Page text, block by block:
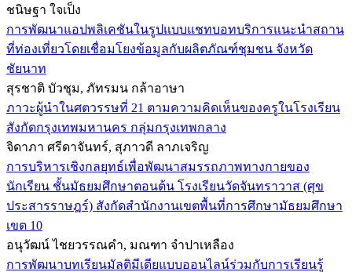
ชนิษฐา ใจเป็ง
การพัฒนาแอปพลิเคชันในรูปแบบแชทบอทบริการแนะนำสถาน
ที่ท่องเที่ยวโดยเชื่อมโยงข้อมูลกับผลิตภัณฑ์ชุมชน จังหวัด
ชัยนาท
สุรชาติ บัวชุม, ภัทรมน กล้าอาษา
ภาวะผู้นำในศตวรรษที่ 21 ตามความคิดเห็นของครูในโรงเรียน
สังกัดกรุงเทพมหานคร กลุ่มกรุงเทพกลาง
จิดาภา ศรีดาจันทร์, สุภาวดี ลาภเจริญ
การบริหารเชิงกลยุทธ์เพื่อพัฒนาสมรรถภาพทางกายของ
นักเรียน ชั้นมัธยมศึกษาตอนต้น โรงเรียนวัดจันทราวาส (ศุข
ประสารราษฎร์) สังกัดสำนักงานเขตพื้นที่การศึกษามัธยมศึกษา
เขต 10
อนุวัฒน์ ไชยวรรณคำ, มณฑา จำปาเหลือง
การพัฒนาบทเรียนมัลติมีเดียแบบออนไลน์ร่วมกับการเรียนรู้